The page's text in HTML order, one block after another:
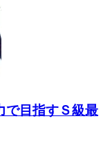
目指すＳ級最